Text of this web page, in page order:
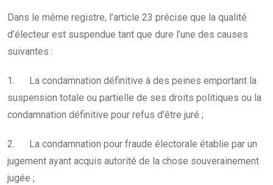
Dans le même registre, l’article 23 précise que la qualité
d’électeur est suspendue tant que dure l’une des causes
suivantes :
1. La condamnation définitive à des peines emportant la
suspension totale ou partielle de ses droits politiques ou la
condamnation définitive pour refus d’être juré ;
2. La condamnation pour fraude électorale établie par un
jugement ayant acquis autorité de la chose souverainement
jugée ;